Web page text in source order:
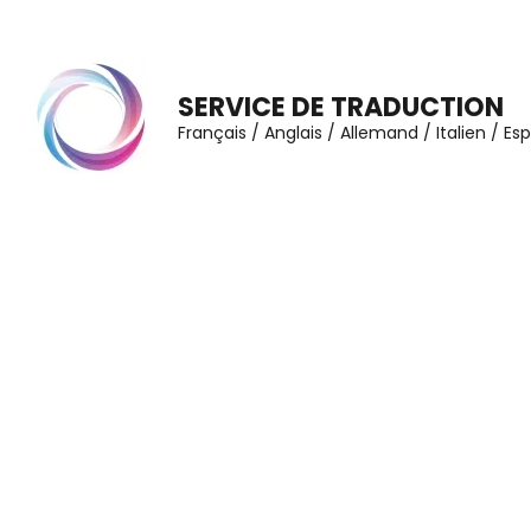
contenu
(Pressez
Entrée)
SERVICE DE TRADUCTION
Français / Anglais / Allemand / Italien /